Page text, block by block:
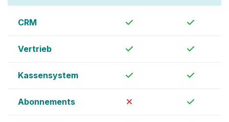
CRM
Vertrieb
Kassensystem
Abonnements